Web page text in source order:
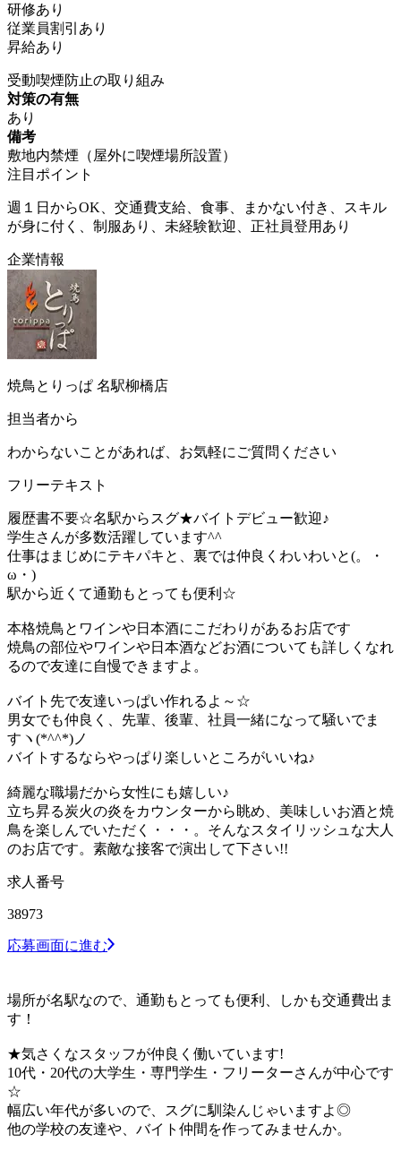
研修あり
従業員割引あり
昇給あり
受動喫煙防止の取り組み
対策の有無
あり
備考
敷地内禁煙（屋外に喫煙場所設置）
注目ポイント
週１日からOK、交通費支給、食事、まかない付き、スキル
が身に付く、制服あり、未経験歓迎、正社員登用あり
企業情報
焼鳥とりっぱ 名駅柳橋店
担当者から
わからないことがあれば、お気軽にご質問ください
フリーテキスト
履歴書不要☆名駅からスグ★バイトデビュー歓迎♪
学生さんが多数活躍しています^^
仕事はまじめにテキパキと、裏では仲良くわいわいと(。・
ω・)
駅から近くて通勤もとっても便利☆
本格焼鳥とワインや日本酒にこだわりがあるお店です
焼鳥の部位やワインや日本酒などお酒についても詳しくなれ
るので友達に自慢できますよ。
バイト先で友達いっぱい作れるよ～☆
男女でも仲良く、先輩、後輩、社員一緒になって騒いでま
すヽ(*^^*)ノ
バイトするならやっぱり楽しいところがいいね♪
綺麗な職場だから女性にも嬉しい♪
立ち昇る炭火の炎をカウンターから眺め、美味しいお酒と焼
鳥を楽しんでいただく・・・。そんなスタイリッシュな大人
のお店です。素敵な接客で演出して下さい!!
求人番号
38973
応募画面に進む
場所が名駅なので、通勤もとっても便利、しかも交通費出ま
す！
★気さくなスタッフが仲良く働いています!
10代・20代の大学生・専門学生・フリーターさんが中心です
☆
幅広い年代が多いので、スグに馴染んじゃいますよ◎
他の学校の友達や、バイト仲間を作ってみませんか。